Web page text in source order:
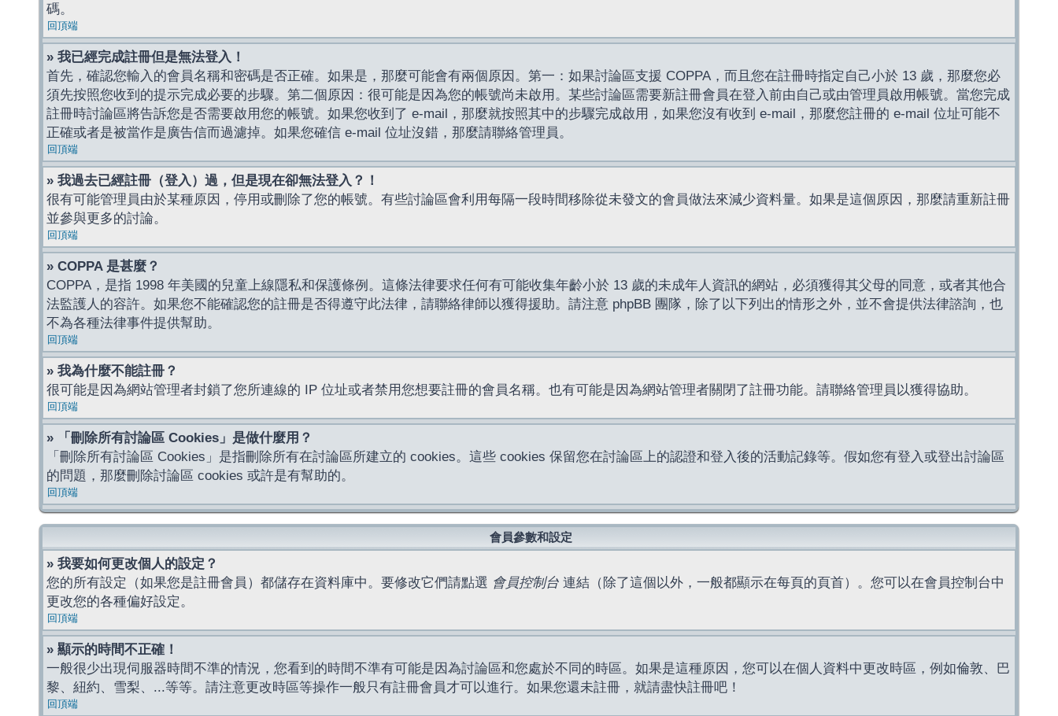
碼。
回頂端
» 我已經完成註冊但是無法登入！
首先，確認您輸入的會員名稱和密碼是否正確。如果是，那麼可能會有兩個原因。第一：如果討論區支援 COPPA，而且您在註冊時指定自己小於 13 歲，那麼您必
須先按照您收到的提示完成必要的步驟。第二個原因：很可能是因為您的帳號尚未啟用。某些討論區需要新註冊會員在登入前由自己或由管理員啟用帳號。當您完成
註冊時討論區將告訴您是否需要啟用您的帳號。如果您收到了 e-mail，那麼就按照其中的步驟完成啟用，如果您沒有收到 e-mail，那麼您註冊的 e-mail 位址可能不
正確或者是被當作是廣告信而過濾掉。如果您確信 e-mail 位址沒錯，那麼請聯絡管理員。
回頂端
» 我過去已經註冊（登入）過，但是現在卻無法登入？！
很有可能管理員由於某種原因，停用或刪除了您的帳號。有些討論區會利用每隔一段時間移除從未發文的會員做法來減少資料量。如果是這個原因，那麼請重新註冊
並參與更多的討論。
回頂端
» COPPA 是甚麼？
COPPA，是指 1998 年美國的兒童上線隱私和保護條例。這條法律要求任何有可能收集年齡小於 13 歲的未成年人資訊的網站，必須獲得其父母的同意，或者其他合
法監護人的容許。如果您不能確認您的註冊是否得遵守此法律，請聯絡律師以獲得援助。請注意 phpBB 團隊，除了以下列出的情形之外，並不會提供法律諮詢，也
不為各種法律事件提供幫助。
回頂端
» 我為什麼不能註冊？
很可能是因為網站管理者封鎖了您所連線的 IP 位址或者禁用您想要註冊的會員名稱。也有可能是因為網站管理者關閉了註冊功能。請聯絡管理員以獲得協助。
回頂端
» 「刪除所有討論區 Cookies」是做什麼用？
「刪除所有討論區 Cookies」是指刪除所有在討論區所建立的 cookies。這些 cookies 保留您在討論區上的認證和登入後的活動記錄等。假如您有登入或登出討論區
的問題，那麼刪除討論區 cookies 或許是有幫助的。
回頂端
會員參數和設定
» 我要如何更改個人的設定？
您的所有設定（如果您是註冊會員）都儲存在資料庫中。要修改它們請點選 會員控制台 連結（除了這個以外，一般都顯示在每頁的頁首）。您可以在會員控制台中
更改您的各種偏好設定。
回頂端
» 顯示的時間不正確！
一般很少出現伺服器時間不準的情況，您看到的時間不準有可能是因為討論區和您處於不同的時區。如果是這種原因，您可以在個人資料中更改時區，例如倫敦、巴
黎、紐約、雪梨、...等等。請注意更改時區等操作一般只有註冊會員才可以進行。如果您還未註冊，就請盡快註冊吧！
回頂端